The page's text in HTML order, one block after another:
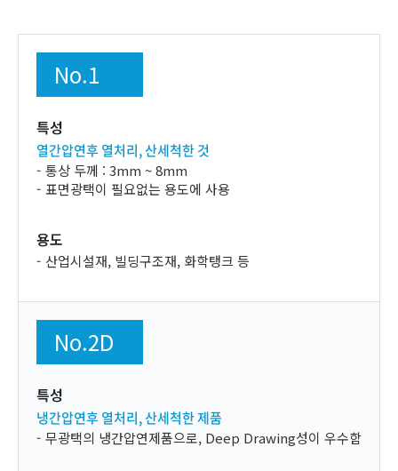
No.1
특성
열간압연후 열처리, 산세척한 것
통상 두께 : 3mm ~ 8mm
표면광택이 필요없는 용도에 사용
용도
산업시설재, 빌딩구조재, 화학탱크 등
No.2D
특성
냉간압연후 열처리, 산세척한 제품
무광택의 냉간압연제품으로, Deep Drawing성이 우수함